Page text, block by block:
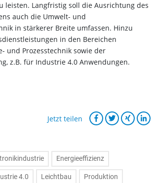
leisten. Langfristig soll die Ausrichtung des
auch die Umwelt- und
in stärkerer Breite umfassen. Hinzu
in den Bereichen
und Prozesstechnik sowie der
z.B. für Industrie 4.0 Anwendungen.
Jetzt teilen
Energieeffizienz
4.0 Leichtbau Produktion